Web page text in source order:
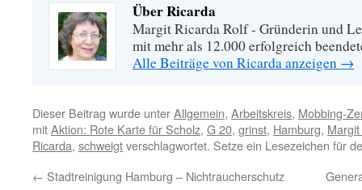
Über Ricarda
Margit Ricarda Rolf - Gründerin und
mit mehr als 12.000 erfolgreich
Alle Beiträge von Ricarda anzeigen →
Dieser Beitrag wurde unterAllgemein, Arbeitskreis, Mobbing-
mitAktion: Rote Karte für Scholz, G 20, grinst, Hamburg,
Ricarda, schweigtverschlagwortet. Setze ein Lesezeichen für
← Stadtreinigung Hamburg – Nichtraucherschutz